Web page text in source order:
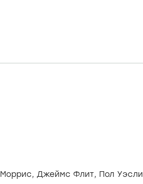
Джеймс Флит, Пол Уэсли